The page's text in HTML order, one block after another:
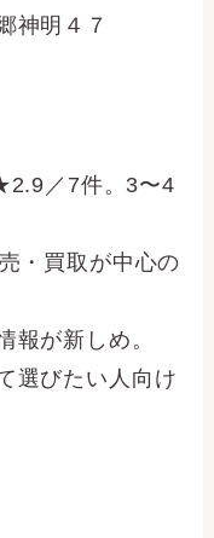
神明４７
／7件。3〜4
・買取が中心の
報が新しめ。
選びたい人向け